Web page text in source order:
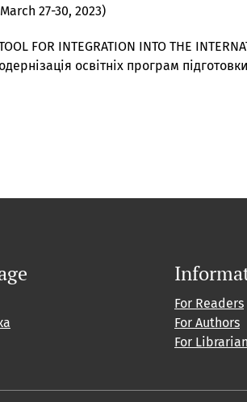
27-30, 2023)
FOR INTEGRATION INTO THE
освітніх програм
For Readers
For Authors
For